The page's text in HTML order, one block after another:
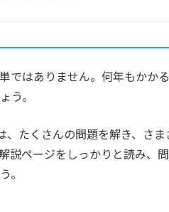
ではありません。何年もかか
う。
、たくさんの問題を解き、さ
説ページをしっかりと読み、
。